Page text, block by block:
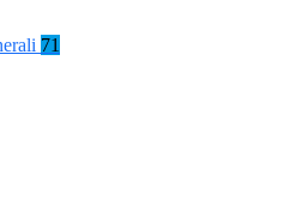
71